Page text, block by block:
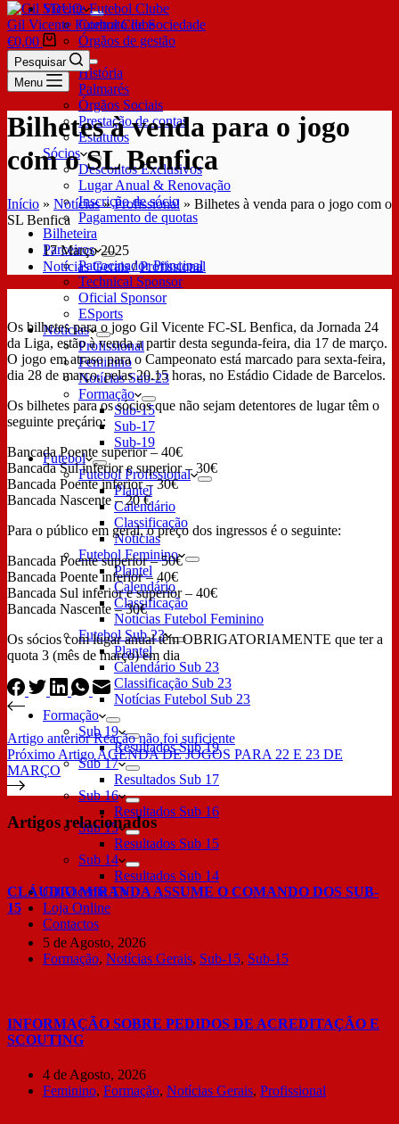
SDUQ
Contrato de Sociedade
Órgãos de gestão
Clube
História
Palmarés
Órgãos Sociais
Prestação de contas
Estatutos
Sócios
Descontos Exclusivos
Lugar Anual & Renovação
Inscrição de sócio
Pagamento de quotas
Bilheteira
Parceiros
Patrocinador Principal
Technical Sponsor
Oficial Sponsor
ESports
Notícias
Profissional
Feminino
Notícias Sub-23
Formação
Sub-15
Sub-17
Sub-19
Futebol
Futebol Profissional
Plantel
Calendário
Classificação
Notícias
Futebol Feminino
Plantel
Calendário
Classificação
Notícias Futebol Feminino
Futebol Sub 23
Plantel
Calendário Sub 23
Classificação Sub 23
Notícias Futebol Sub 23
Formação
Sub 19
Resultados Sub 19
Sub 17
Resultados Sub 17
Sub 16
Resultados Sub 16
Sub 15
Resultados Sub 15
Sub 14
Resultados Sub 14
Gil Vicente TV
Loja Online
Contactos
Gil Vicente Futebol Clube
€0,00
Pesquisar
Menu
Bilhetes à venda para o jogo
com o SL Benfica
Início » Notícias»Profissional » Bilhetes à venda para o jogo com o
SL Benfica
17 Março 2025
Notícias Gerais/Profissional
Os bilhetes para o jogo Gil Vicente FC-SL Benfica, da Jornada 24
da Liga, estão à venda a partir desta segunda-feira, dia 17 de março.
O jogo em atraso para o Campeonato está marcado para sexta-feira,
dia 28 de março, pelas 20.15 horas, no Estádio Cidade de Barcelos.
Os bilhetes para os sócios que não sejam detentores de lugar têm o
seguinte preçário:
Bancada Poente superior – 40€
Bancada Sul inferior e superior – 30€
Bancada Poente inferior – 30€
Bancada Nascente – 20 €
Para o público em geral, o preço dos ingressos é o seguinte:
Bancada Poente superior – 50€
Bancada Poente inferior – 40€
Bancada Sul inferior e superior – 40€
Bancada Nascente – 30€
Os sócios com lugar anual têm OBRIGATORIAMENTE que ter a
quota 3 (mês de março) em dia
Artigo anteriorReação não foi suficiente
Próximo Artigo AGENDA DE JOGOS PARA 22 E 23 DE
MARÇO
Artigos relacionados
CLÁUDIO MIRANDA ASSUME O COMANDO DOS SUB-
15
5 de Agosto, 2026
Formação, Notícias Gerais, Sub-15, Sub-15
INFORMAÇÃO SOBRE PEDIDOS DE ACREDITAÇÃO E
SCOUTING
4 de Agosto, 2026
Feminino, Formação, Notícias Gerais, Profissional